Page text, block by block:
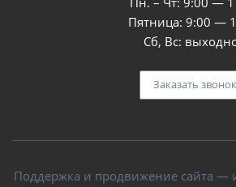
Пятница: 9:00 —
Сб, Вс:
Заказать звонок
Поддержка и продвижение сайта —